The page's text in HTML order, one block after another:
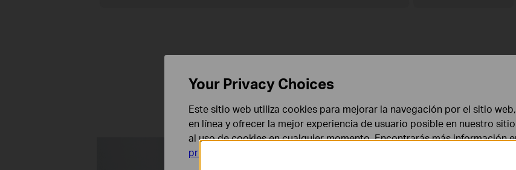
Actualiza tu PC con Wi-
Olvida la idea de comprar una nueva PC. TX20UH ofrece una potente conectividad de
a tu dispositivo para una excepcional velocidad de hasta 1800 Mbps.
Your Privacy Choices
Este sitio web utiliza cookies para mejorar la navegación por el sitio
en línea y ofrecer la mejor experiencia de usuario posible en nuestro
al uso de cookies en cualquier momento. Encontrarás más información
privacidad